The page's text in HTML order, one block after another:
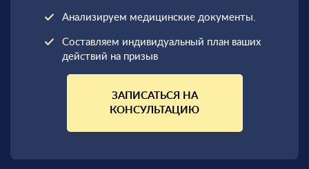
Анализируем медицинские документы.
Составляем индивидуальный план ваших
действий на призыв
ЗАПИСАТЬСЯ НА
КОНСУЛЬТАЦИЮ